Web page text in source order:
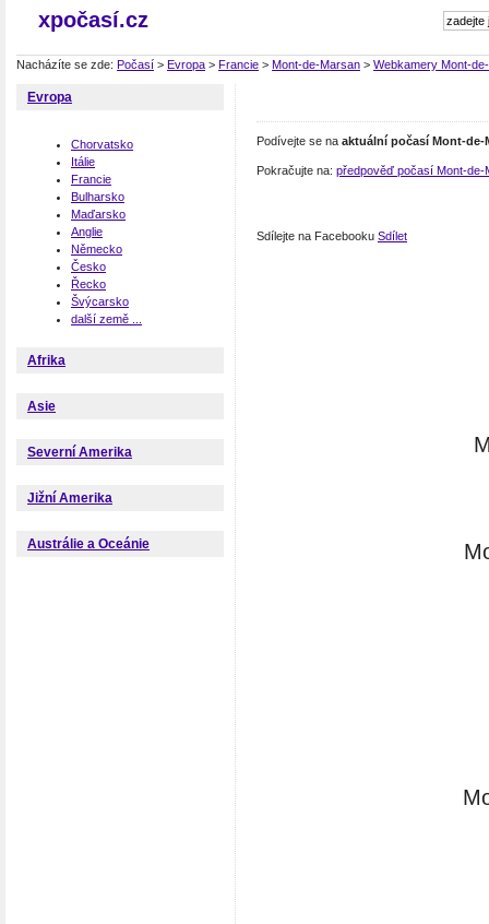
xpočasí.cz
Nacházíte se zde: Počasí > Evropa > Francie > Mont-de-Marsan > Webkamery Mont-
Evropa
Chorvatsko
Itálie
Francie
Bulharsko
Maďarsko
Anglie
Německo
Česko
Řecko
Švýcarsko
další země ...
Afrika
Asie
Severní Amerika
Jižní Amerika
Austrálie a Oceánie
Podívejte se na aktuální počasí Mont-de-
Pokračujte na: předpověď počasí Mont-de-
Sdílejte na Facebooku Sdílet